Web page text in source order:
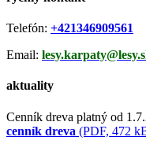
Telefón: +421346909561
Email:
aktuality
Cenník dreva platný od
cenník dreva (PDF, 472